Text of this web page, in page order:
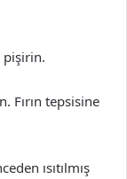
pişirin.
Fırın tepsisine
ısıtılmış